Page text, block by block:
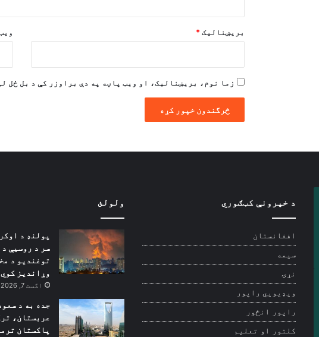
بریښنالیک *
زما نوم، بریښنالیک، او ویب پاڼه په دې براوزر کې د بل ځل
د خپرونې کټګوري
افغانستان
سیمه
نړۍ
ویډیويي راپور
راپور انځور
کلتور او تعلیم
ولولئ
پولنډ د
سر د روسیې د
توغندیو د
وړاندیز کوي
اگست 7, 2026
جده به د
عربستان،
پاکستان